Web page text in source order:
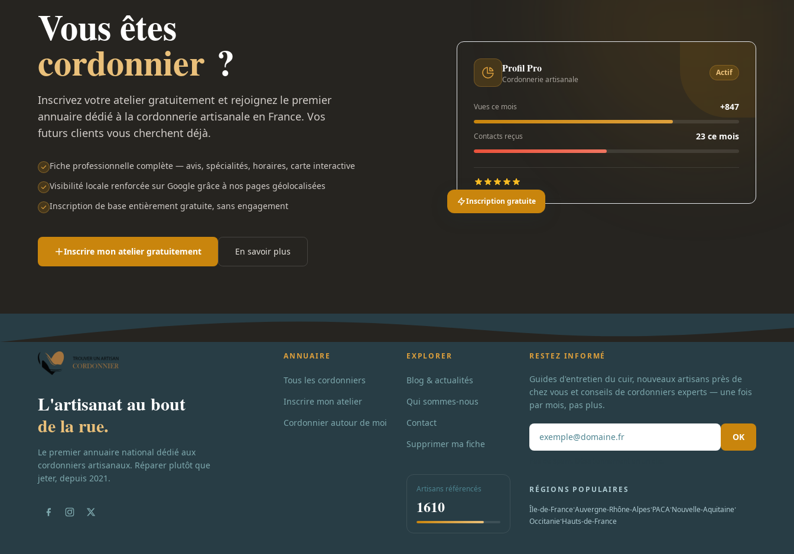
Vous êtes
cordonnier ?
Inscrivez votre atelier gratuitement et rejoignez le premier
annuaire dédié à la cordonnerie artisanale en France. Vos
futurs clients vous cherchent déjà.
Fiche professionnelle complète — avis, spécialités, horaires, carte interactive
Visibilité locale renforcée sur Google grâce à nos pages géolocalisées
Inscription de base entièrement gratuite, sans engagement
Inscrire mon atelier gratuitement En savoir plus
Profil Pro
Cordonnerie artisanale
Actif
Vues ce mois +847
Contacts reçus 23 ce mois
Inscription gratuite
L'artisanat au bout
de la rue.
Le premier annuaire national dédié aux
cordonniers artisanaux. Réparer plutôt que
jeter, depuis 2021.
ANNUAIRE
Tous les cordonniers
Inscrire mon atelier
Cordonnier autour de moi
EXPLORER
Blog & actualités
Qui sommes-nous
Contact
Supprimer ma fiche
Artisans référencés
1610
RESTEZ INFORMÉ
Guides d'entretien du cuir, nouveaux artisans près de
chez vous et conseils de cordonniers experts — une fois
par mois, pas plus.
OK
RÉGIONS POPULAIRES
Île-de-France·Auvergne-Rhône-Alpes·PACA·Nouvelle-Aquitaine·
Occitanie·Hauts-de-France